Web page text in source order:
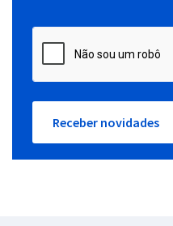
Receber novidades